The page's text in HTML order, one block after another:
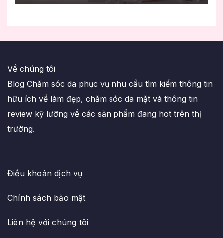
Về chúng tôi
Blog Chăm sóc da phục vụ nhu cầu tìm kiếm thông tin
hữu ích về làm đẹp, chăm sóc da mặt và thông tin
review kỹ lưỡng về các sản phẩm đang hot trên thị
trường.
Điều khoản dịch vụ
Chính sách bảo mật
Liên hệ với chúng tôi